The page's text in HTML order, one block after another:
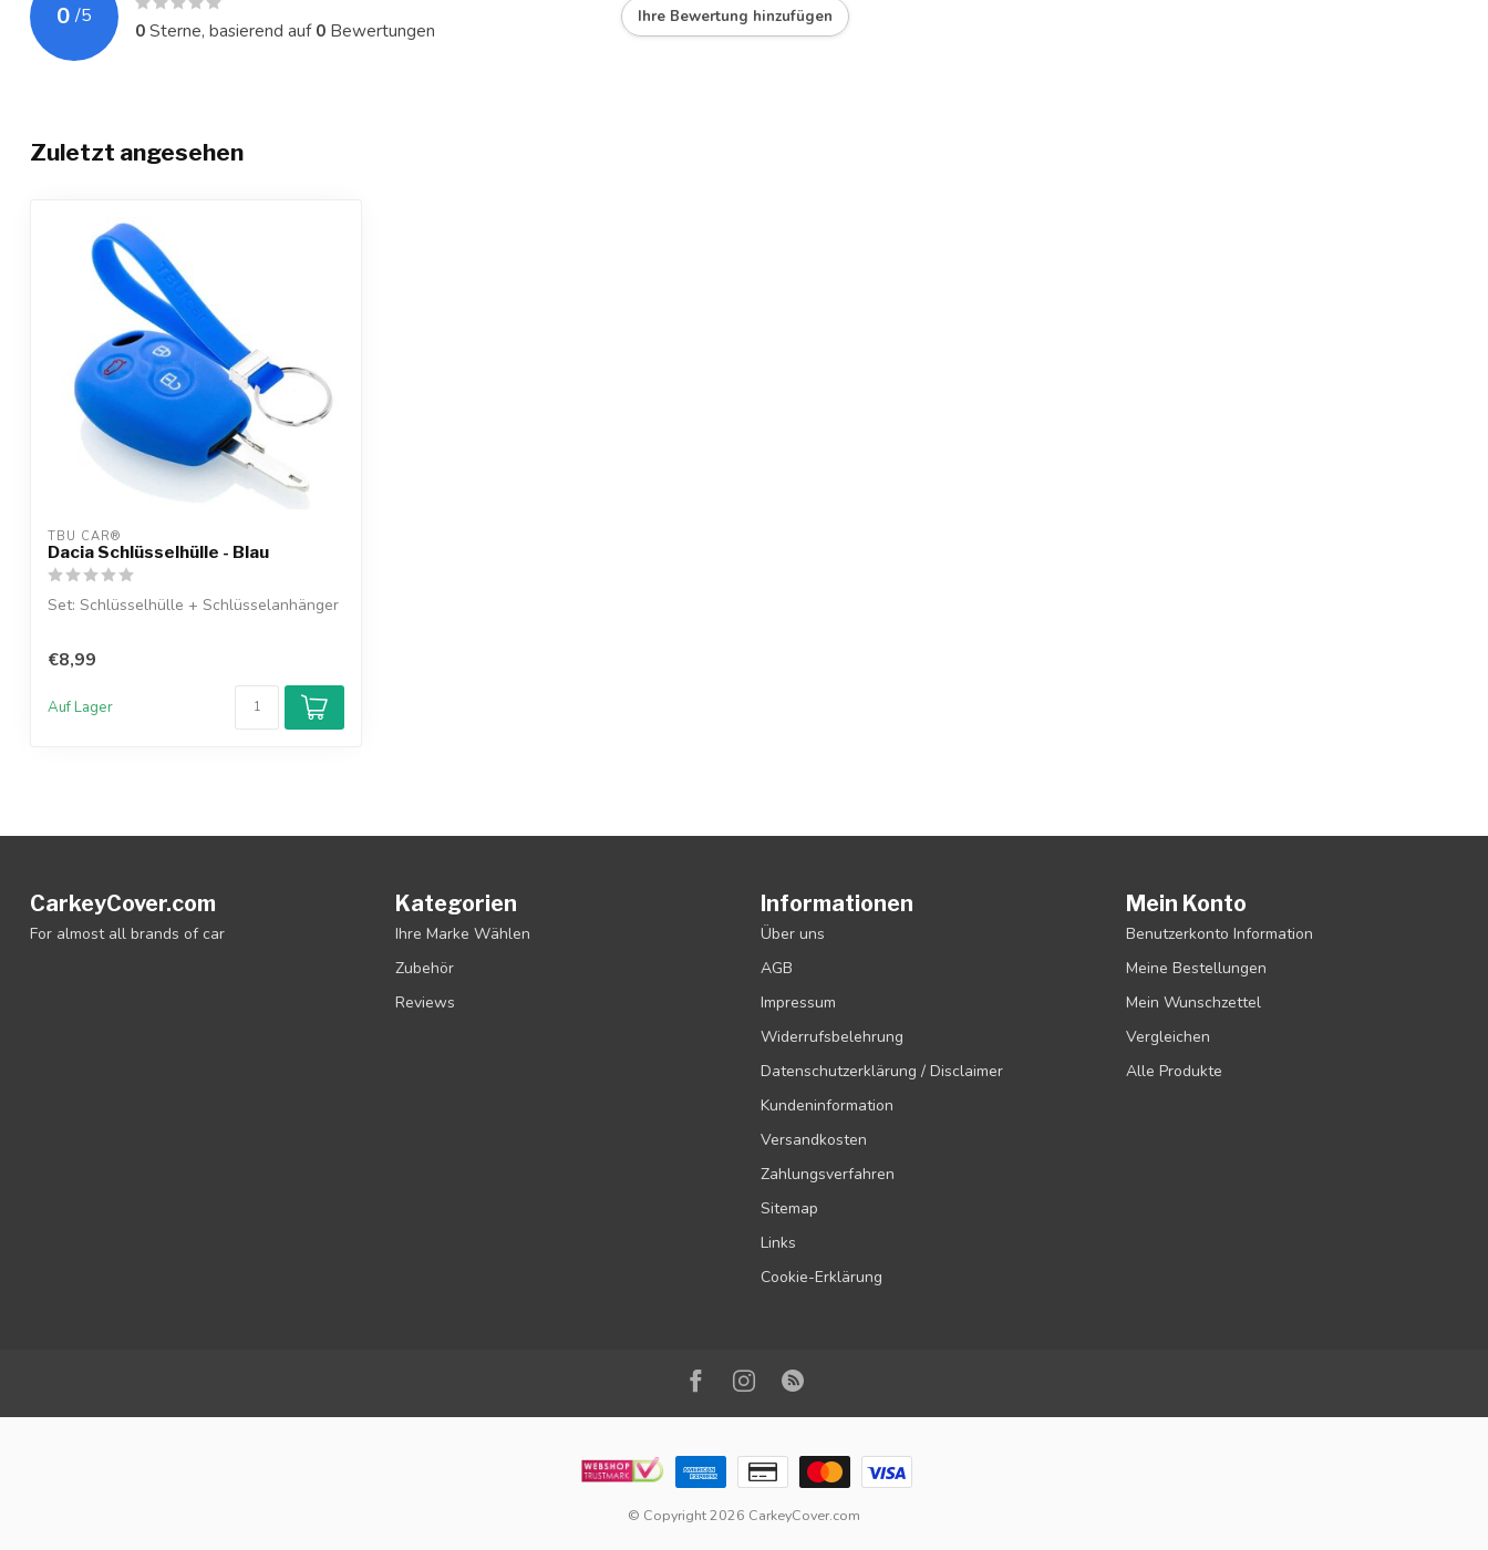
0 /5
0Sterne, basierend auf0 Bewertungen
Ihre Bewertung hinzufügen
Zuletzt angesehen
TBU CAR®
Dacia Schlüsselhülle - Blau
Set: Schlüsselhülle + Schlüsselanhänger
€8,99
Auf Lager
CarkeyCover.com
For almost all brands of car
Kategorien
Ihre Marke Wählen
Zubehör
Reviews
Informationen
Über uns
AGB
Impressum
Widerrufsbelehrung
Datenschutzerklärung / Disclaimer
Kundeninformation
Versandkosten
Zahlungsverfahren
Sitemap
Links
Cookie-Erklärung
Mein Konto
Benutzerkonto Information
Meine Bestellungen
Mein Wunschzettel
Vergleichen
Alle Produkte
© Copyright 2026 CarkeyCover.com